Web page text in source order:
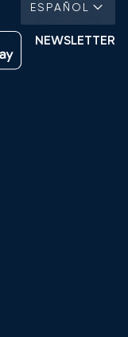
ESPAÑOL
NEWSLETTER